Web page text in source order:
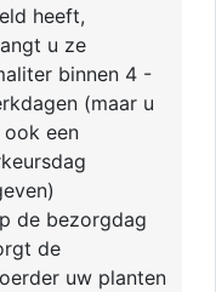
heeft,
u ze
binnen 4 -
(maar u
ook een
de bezorgdag
de
uw planten